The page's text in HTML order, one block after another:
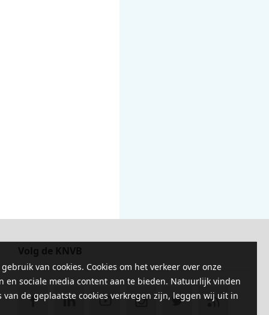
Volg de KNVB
van cookies. Cookies om het verkeer over onze
en sociale media content aan te bieden. Natuurlijk vinden
de geplaatste cookies verkregen zijn, leggen wij uit in